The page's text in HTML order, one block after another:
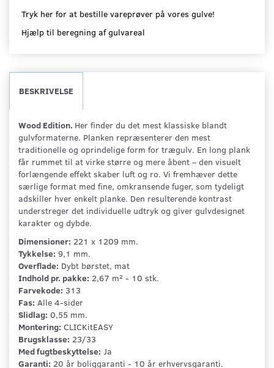
Tryk her for at bestille vareprøver på vores gulve!
Hjælp til beregning af gulvareal
BESKRIVELSE
Wood Edition. Her finder du det mest klassiske blandt
gulvformaterne. Planken repræsenterer den mest
traditionelle og oprindelige form for trægulv. En long plank
får rummet til at virke større og mere åbent – den visuelt
forlængende effekt skaber luft og ro. Vi fremhæver dette
særlige format med fine, omkransende fuger, som tydeligt
adskiller hver enkelt planke. Den resulterende kontrast
understreger det individuelle udtryk og giver gulvdesignet
karakter og dybde.
Dimensioner: 221 x 1209 mm.
Tykkelse: 9,1 mm.
Overflade: Dybt børstet, mat
Indhold pr. pakke: 2,67 m² - 10 stk.
Farvekode: 313
Fas: Alle 4-sider
Slidlag: 0,55 mm.
Montering: CLICKitEASY
Brugsklasse: 23/33
Med fugtbeskyttelse: Ja
Garanti: 20 år boliggaranti - 10 år erhvervsgaranti.